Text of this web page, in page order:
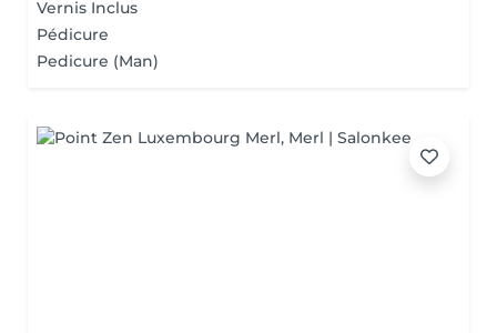
Vernis Inclus
Pédicure
Pedicure (Man)